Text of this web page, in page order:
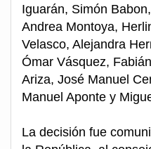
Iguarán, Simón
Andrea Montoya,
Velasco, Alejandra
Ómar Vásquez,
Ariza, José Manuel
Manuel Aponte y
La decisión fue